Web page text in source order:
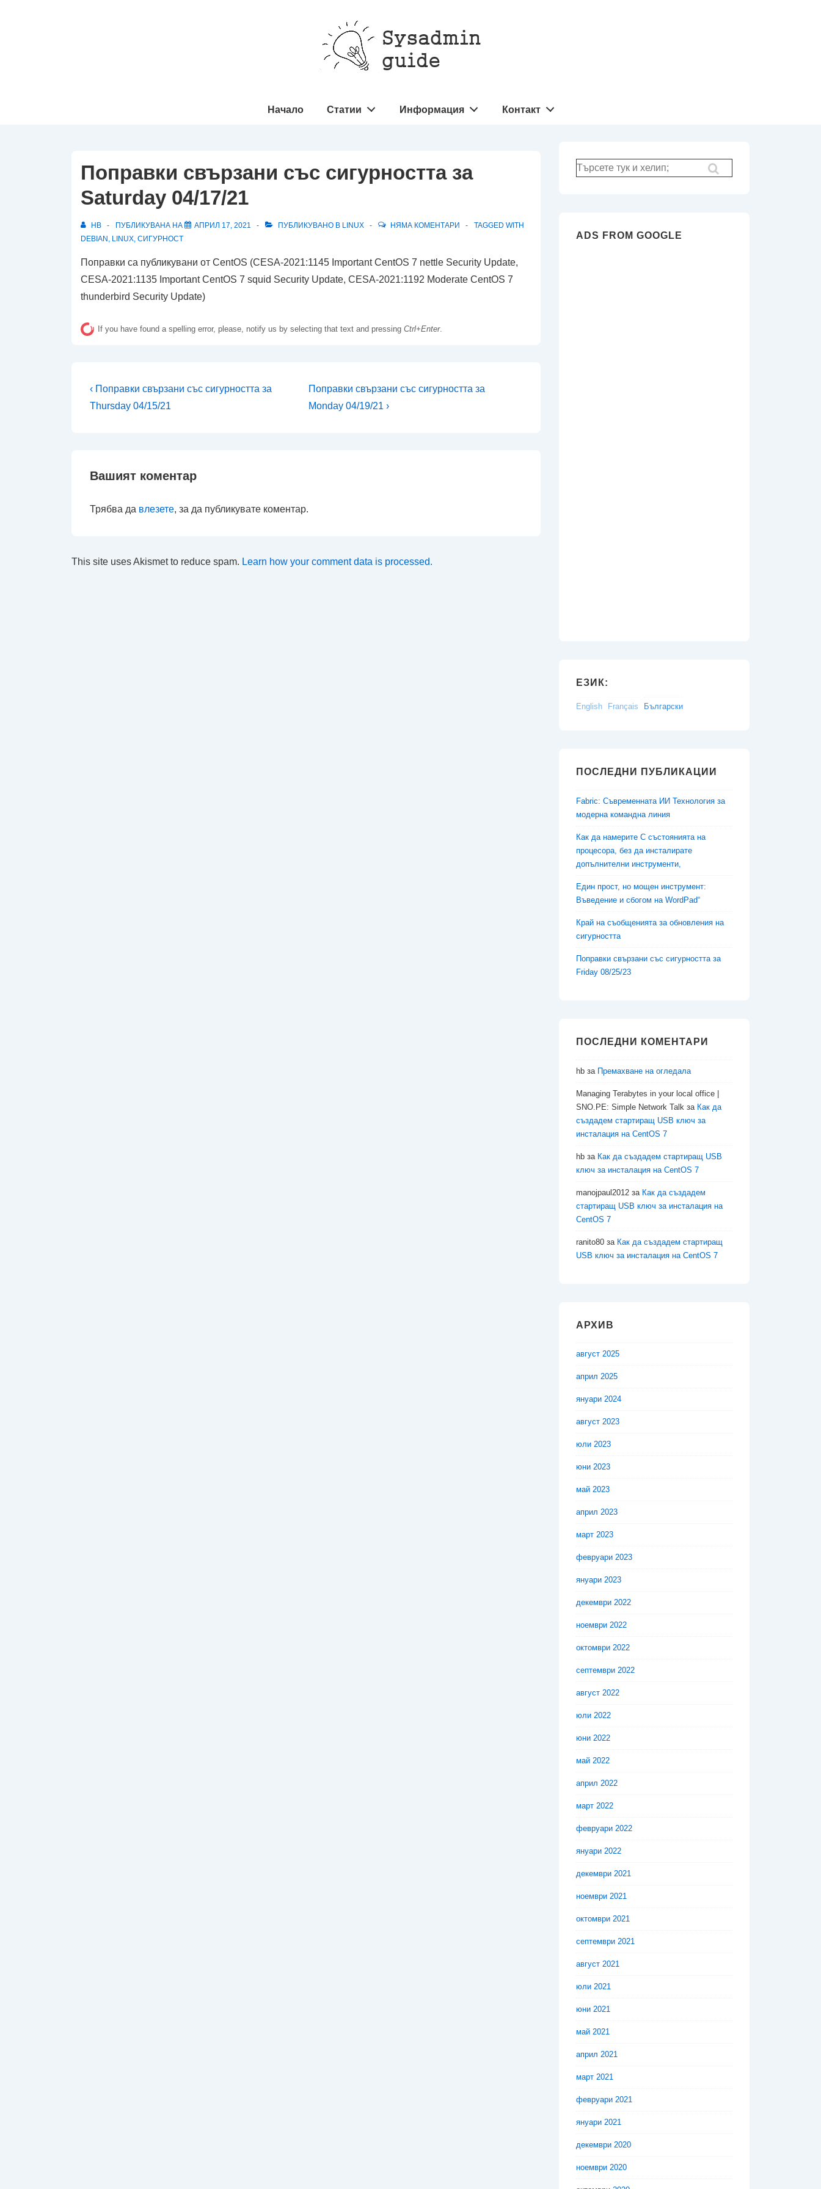
Основна
Начало Статии Информация Контакт
Поправки свързани със сигурността за
Saturday 04/17/21
HB ПУБЛИКУВАНА НА АПРИЛ 17, 2021 ПУБЛИКУВАНО В LINUX НЯМА КОМЕНТАРИ
TAGGED WITH
DEBIAN , LINUX, СИГУРНОСТ
Поправки са публикувани от CentOS (CESA-2021:1145 Important CentOS 7 nettle Security Update,
CESA-2021:1135 Important CentOS 7 squid Security Update, CESA-2021:1192 Moderate CentOS 7
thunderbird Security Update)
If you have found a spelling error, please, notify us by selecting that text and pressing Ctrl+Enter.
Навигация
Предишна
публикация
‹ Поправки свързани със сигурността за
Thursday 04/15/21
Следваща
публикация
Поправки свързани със сигурността за
Monday 04/19/21 ›
Вашият коментар
Трябва да влезете, за да публикувате коментар.
This site uses Akismet to reduce spam. Learn how your comment data is processed.
Търсене
за:
ADS FROM GOOGLE
ЕЗИК:
English Français Български
ПОСЛЕДНИ ПУБЛИКАЦИИ
Fabric: Съвременната ИИ Технология за
модерна командна линия
Как да намерите C състоянията на
процесора, без да инсталирате
допълнителни инструменти,
Един прост, но мощен инструмент:
Въведение и сбогом на WordPad“
Край на съобщенията за обновления на
сигурността
Поправки свързани със сигурността за
Friday 08/25/23
ПОСЛЕДНИ КОМЕНТАРИ
hb за Премахване на огледала
Managing Terabytes in your local office |
SNO.PE: Simple Network Talk за Как да
създадем стартиращ USB ключ за
инсталация на CentOS 7
hb за Как да създадем стартиращ USB
ключ за инсталация на CentOS 7
manojpaul2012 за Как да създадем
стартиращ USB ключ за инсталация на
CentOS 7
ranito80 за Как да създадем стартиращ
USB ключ за инсталация на CentOS 7
АРХИВ
август 2025
април 2025
януари 2024
август 2023
юли 2023
юни 2023
май 2023
април 2023
март 2023
февруари 2023
януари 2023
декември 2022
ноември 2022
октомври 2022
септември 2022
август 2022
юли 2022
юни 2022
май 2022
април 2022
март 2022
февруари 2022
януари 2022
декември 2021
ноември 2021
октомври 2021
септември 2021
август 2021
юли 2021
юни 2021
май 2021
април 2021
март 2021
февруари 2021
януари 2021
декември 2020
ноември 2020